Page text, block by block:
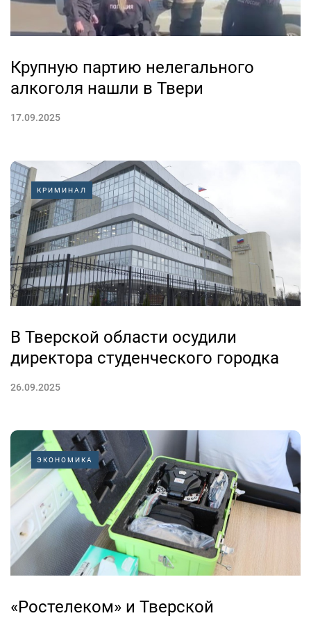
Крупную партию нелегального
алкоголя нашли в Твери
17.09.2025
КРИМИНАЛ
В Тверской области осудили
директора студенческого городка
26.09.2025
ЭКОНОМИКА
«Ростелеком» и Тверской